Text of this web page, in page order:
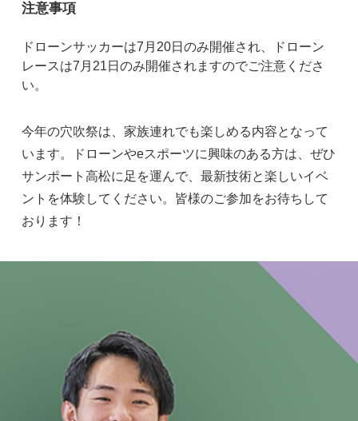
注意事項
ドローンサッカーは7月20日のみ開催され、ドローン
レースは7月21日のみ開催されますのでご注意くださ
い。
今年の穴吹祭は、家族連れでも楽しめる内容となって
います。ドローンやeスポーツに興味のある方は、ぜひ
サンポート高松に足を運んで、最新技術と楽しいイベ
ントを体験してください。皆様のご参加をお待ちして
おります！